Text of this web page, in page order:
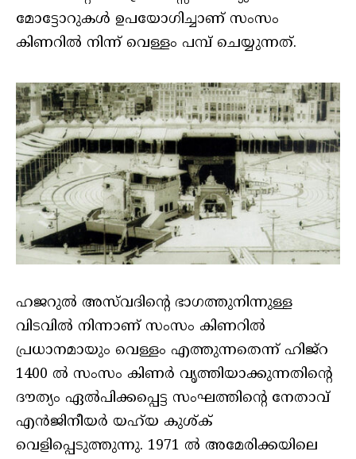
മോട്ടോറുകള്‍ ഉപയോഗിച്ചാണ് സംസം
കിണറില്‍ നിന്ന് വെള്ളം പമ്പ് ചെയ്യുന്നത്.
ഹജറുല്‍ അസ്‌വദിന്റെ ഭാഗത്തുനിന്നുള്ള
വിടവില്‍ നിന്നാണ് സംസം കിണറില്‍
പ്രധാനമായും വെള്ളം എത്തുന്നതെന്ന് ഹിജ്‌റ
1400 ല്‍ സംസം കിണര്‍ വൃത്തിയാക്കുന്നതിന്റെ
ദൗത്യം ഏല്‍പിക്കപ്പെട്ട സംഘത്തിന്റെ നേതാവ്
എന്‍ജിനീയര്‍ യഹ്‌യ കുശ്ക്
വെളിപ്പെടുത്തുന്നു. 1971 ല്‍ അമേരിക്കയിലെ